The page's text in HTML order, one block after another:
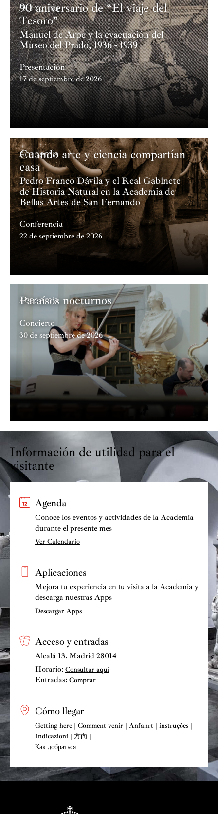
Academia
90 aniversario de “El viaje del
Tesoro”
Manuel de Arpe y la evacuación del
Museo del Prado, 1936 - 1939
Presentación
17 de septiembre de 2026
Academia
Cuando arte y ciencia compartían
casa
Pedro Franco Dávila y el Real Gabinete
de Historia Natural en la Academia de
Bellas Artes de San Fernando
Conferencia
22 de septiembre de 2026
Academia
Paraísos nocturnos
Concierto
30 de septiembre de 2026
Información de utilidad para el
visitante
Agenda
Conoce los eventos y actividades de la Academia
durante el presente mes
Ver Calendario
Aplicaciones
Mejora tu experiencia en tu visita a la Academia y
descarga nuestras Apps
Descargar Apps
Acceso y entradas
Alcalá 13. Madrid 28014
Horario: Consultar aquí
Entradas: Comprar
Cómo llegar
Getting here | Comment venir | Anfahrt | instruções |
Indicazioni | 方向 |
Как добраться